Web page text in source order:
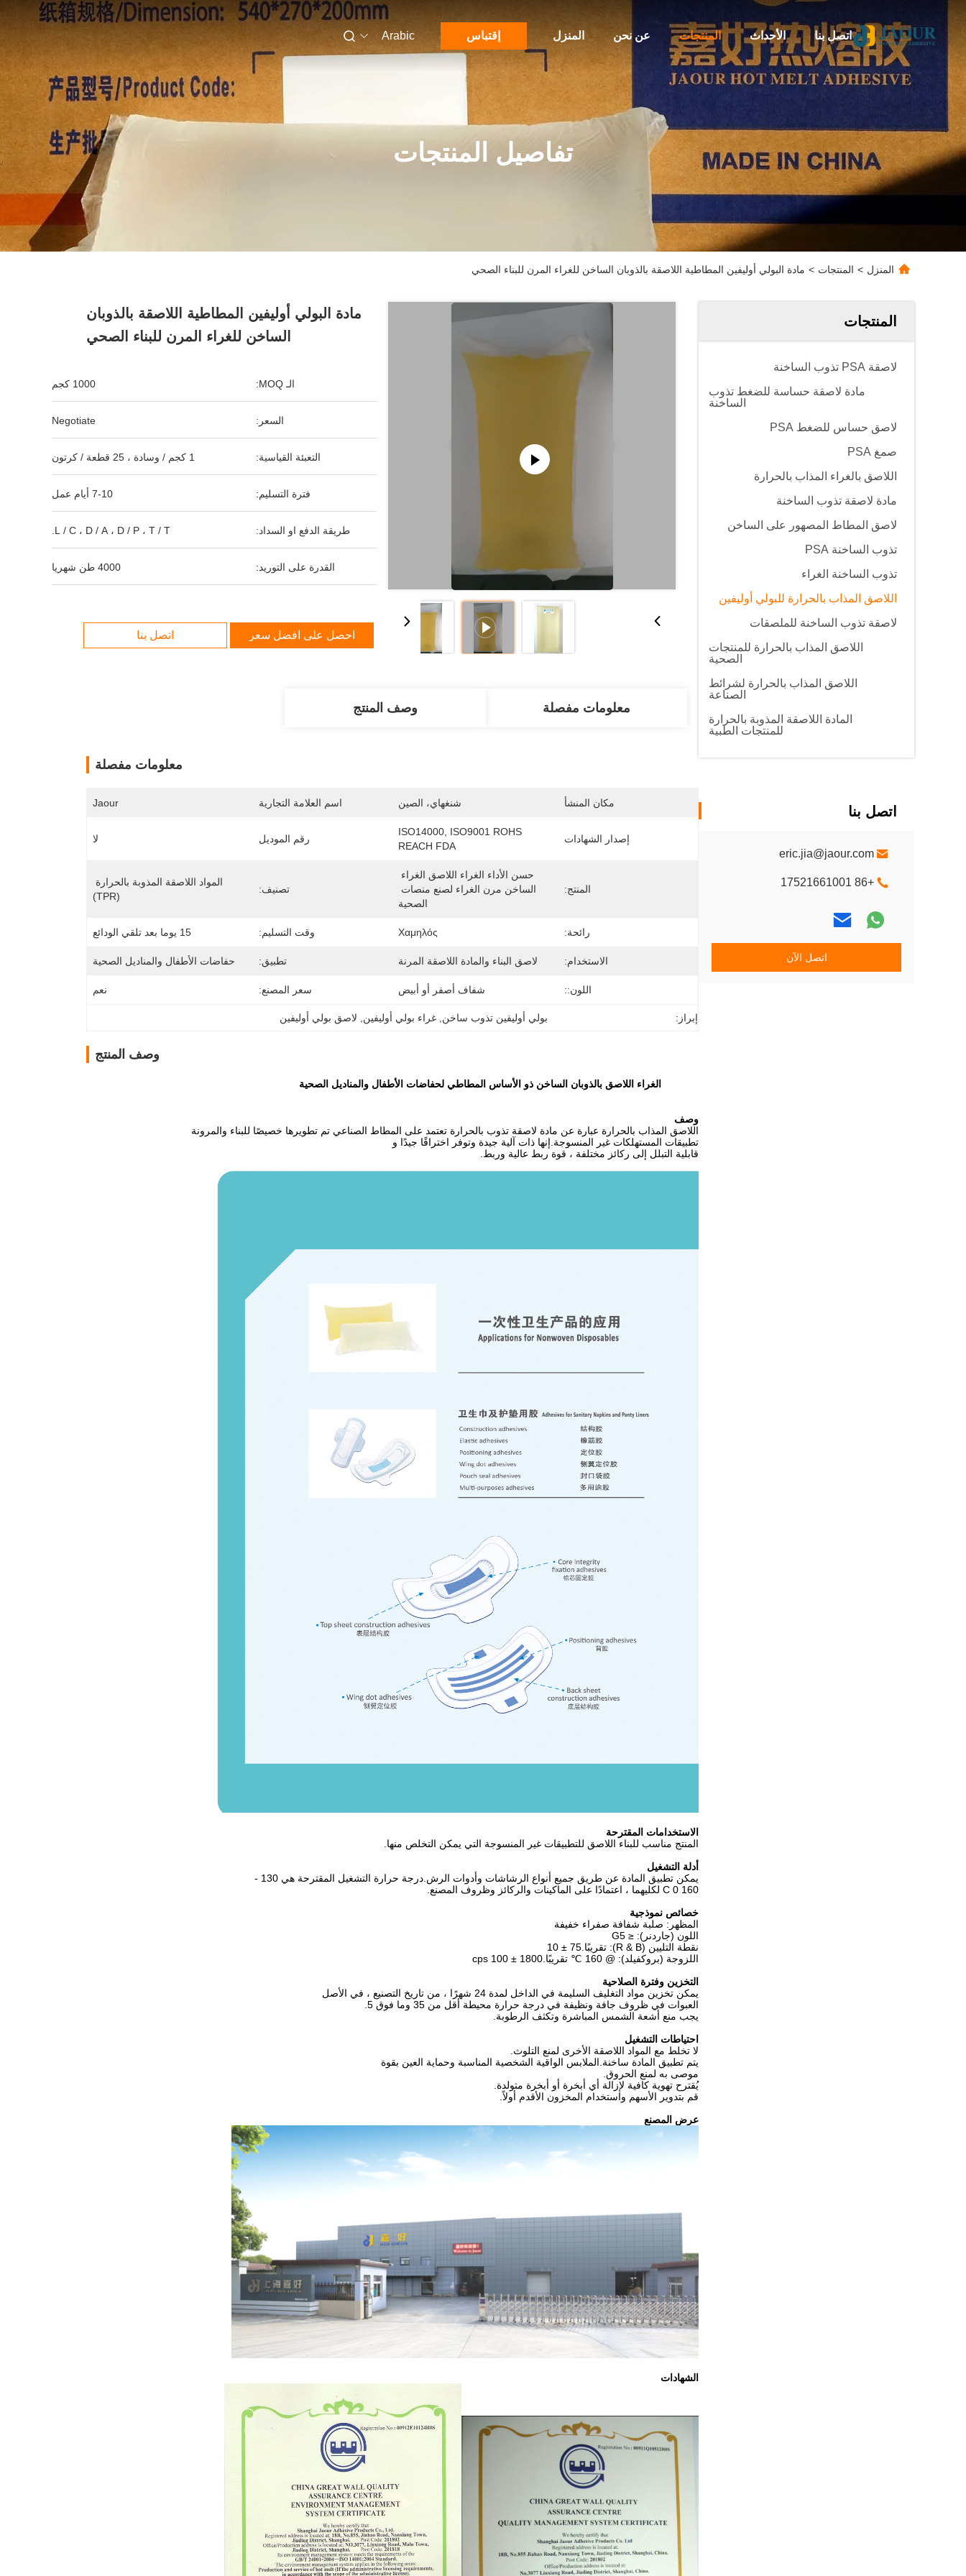
المنزل عن نحن المنتجات الأحداث اتصل بنا إقتباس Arabic
تفاصيل المنتجات
المنزل > المنتجات > مادة البولي أوليفين المطاطية اللاصقة بالذوبان الساخن للغراء المرن للبناء الصحي
المنتجات
لاصقة PSA تذوب الساخنة
مادة لاصقة حساسة للضغط تذوب
الساخنة
لاصق حساس للضغط PSA
صمغ PSA
اللاصق بالغراء المذاب بالحرارة
مادة لاصقة تذوب الساخنة
لاصق المطاط المصهور على الساخن
تذوب الساخنة PSA
تذوب الساخنة الغراء
اللاصق المذاب بالحرارة للبولي أوليفين
لاصقة تذوب الساخنة للملصقات
اللاصق المذاب بالحرارة للمنتجات
الصحية
اللاصق المذاب بالحرارة لشرائط
الصناعة
المادة اللاصقة المذوبة بالحرارة
للمنتجات الطبية
اتصل بنا
eric.jia@jaour.com
+86 17521661001
اتصل الآن
مادة البولي أوليفين المطاطية اللاصقة بالذوبان
الساخن للغراء المرن للبناء الصحي
الـ MOQ: 1000 كجم
السعر: Negotiate
التعبئة القياسية: 1 كجم / وسادة ، 25 قطعة / كرتون
فترة التسليم: 7-10 أيام عمل
طريقة الدفع او السداد: L / C ، D / A ، D / P ، T / T.
القدرة على التوريد: 4000 طن شهريا
احصل على افضل سعر اتصل بنا
معلومات مفصلة وصف المنتج
معلومات مفصلة
مكان المنشأ شنغهاي، الصين اسم العلامة التجارية Jaour
إصدار الشهادات
ISO14000, ISO9001 ROHS
REACH FDA
رقم الموديل لا
المنتج:
الصحية
تصنيف:
(TPR)
رائحة: Χαμηλός وقت التسليم: 15 يوما بعد تلقي الودائع
الاستخدام: لاصق البناء والمادة اللاصقة المرنة تطبيق: حفاضات الأطفال والمناديل الصحية
اللون:: شفاف أصفر أو أبيض سعر المصنع: نعم
إبراز: بولي أوليفين تذوب ساخن , غراء بولي أوليفين لاصق بولي أوليفين
وصف المنتج
الغراء اللاصق بالذوبان الساخن ذو الأساس المطاطي لحفاضات الأطفال والمناديل الصحية
وصف
اللاصق المذاب بالحرارة عبارة عن مادة لاصقة تذوب بالحرارة تعتمد على المطاط الصناعي تم تطويرها خصيصًا للبناء والمرونة
تطبيقات المستهلكات غير المنسوجة.إنها ذات آلية جيدة وتوفر اختراقًا جيدًا و
قابلية التبلل إلى ركائز مختلفة ، قوة ربط عالية وربط.
الاستخدامات المقترحة
المنتج مناسب للبناء اللاصق للتطبيقات غير المنسوجة التي يمكن التخلص منها.
أدلة التشغيل
يمكن تطبيق المادة عن طريق جميع أنواع الرشاشات وأدوات الرش.درجة حرارة التشغيل المقترحة هي 130 -
160 0 C لكليهما ، اعتمادًا على الماكينات والركائز وظروف المصنع.
خصائص نموذجية
المظهر: صلبة شفافة صفراء خفيفة
اللون (جاردنر): ≤ G5
نقطة التليين (R & B): تقريبًا.75 ± 10
اللزوجة (بروكفيلد): @ 160 ℃ تقريبًا.1800 ± 100 cps
التخزين وفترة الصلاحية
يمكن تخزين مواد التغليف السليمة في الداخل لمدة 24 شهرًا ، من تاريخ التصنيع ، في الأصل
العبوات في ظروف جافة ونظيفة في درجة حرارة محيطة أقل من 35 وما فوق 5.
يجب منع أشعة الشمس المباشرة وتكثف الرطوبة.
احتياطات التشغيل
لا تخلط مع المواد اللاصقة الأخرى لمنع التلوث.
يتم تطبيق المادة ساخنة.الملابس الواقية الشخصية المناسبة وحماية العين بقوة
موصى به لمنع الحروق.
يُقترح تهوية كافية لإزالة أي أبخرة أو أبخرة متولدة.
قم بتدوير الأسهم واستخدام المخزون الأقدم أولاً.
عرض المصنع
الشهادات